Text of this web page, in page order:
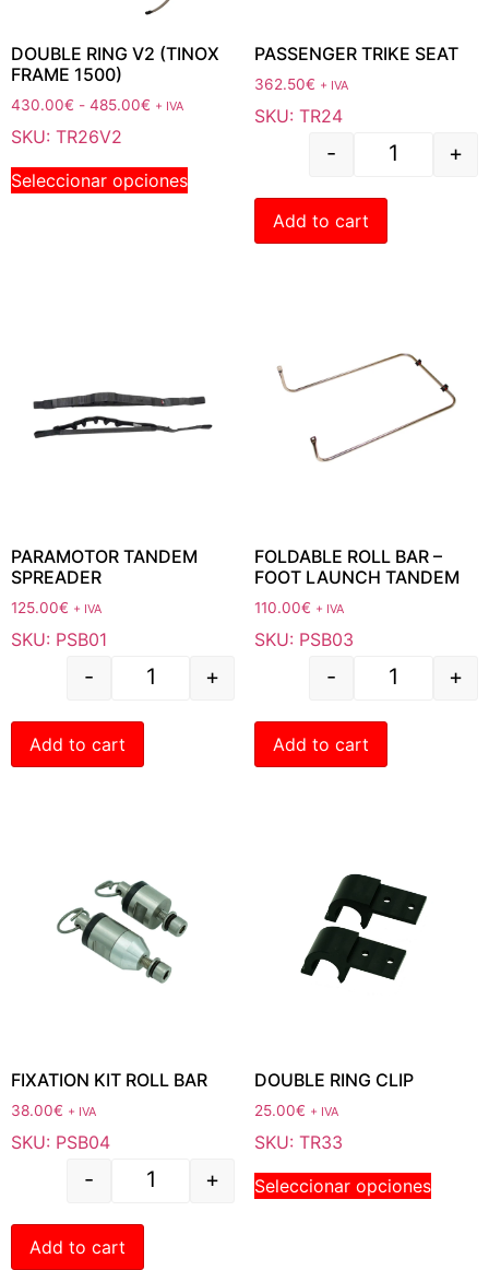
DOUBLE RING V2 (TINOX
FRAME 1500)
430.00€ - 485.00€ + IVA
SKU: TR26V2
Seleccionar opciones
PASSENGER TRIKE SEAT
362.50€ + IVA
SKU: TR24
- +
Add to cart
PARAMOTOR TANDEM
SPREADER
125.00€ + IVA
SKU: PSB01
- +
Add to cart
FOLDABLE ROLL BAR –
FOOT LAUNCH TANDEM
110.00€ + IVA
SKU: PSB03
- +
Add to cart
FIXATION KIT ROLL BAR
38.00€ + IVA
SKU: PSB04
- +
Add to cart
DOUBLE RING CLIP
25.00€ + IVA
SKU: TR33
Seleccionar opciones